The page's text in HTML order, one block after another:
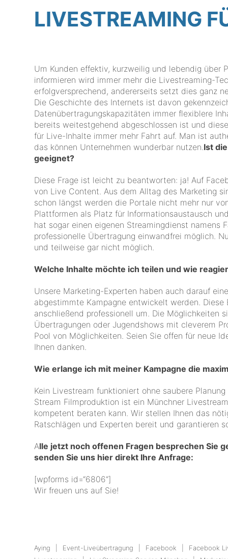
LIVESTREAMING
Um Kunden effektiv, kurzweilig und lebendig über
informieren wird immer mehr die Livestreaming-
erfolgversprechend, andererseits setzt dies ganz
Die Geschichte des Internets ist davon
Datenübertragungskapazitäten immer flexiblere
bereits weitestgehend abgeschlossen ist und
für Live-Inhalte immer mehr Fahrt auf. Man ist
das können Unternehmen wunderbar nutzen. Ist
geeignet?
Diese Frage ist leicht zu beantworten: ja! Auf
von Live Content. Aus dem Alltag des Marketing
schon längst werden die Portale nicht mehr nur
Plattformen als Platz für Informationsaustausch
hat sogar einen eigenen Streamingdienst namens
professionelle Übertragung einwandfrei möglich.
und teilweise gar nicht möglich.
Welche Inhalte möchte ich teilen und wie
Unsere Marketing-Experten haben auch darauf
abgestimmte Kampagne entwickelt werden.
anschließend professionell um. Die Möglichkeiten
Übertragungen oder Jugendshows mit cleverem
Pool von Möglichkeiten. Seien Sie offen für neue
Ihnen danken.
Wie erlange ich mit meiner Kampagne die
Kein Livestream funktioniert ohne saubere
Stream Filmproduktion ist ein Münchner
kompetent beraten kann. Wir stellen Ihnen das
Ratschlägen und Experten bereit und garantieren
Alle jetzt noch offenen Fragen besprechen Sie
senden Sie uns hier direkt Ihre Anfrage:
[wpforms id=“6806“]
Wir freuen uns auf Sie!
Aying Event-Liveübertragung Facebook Facebook